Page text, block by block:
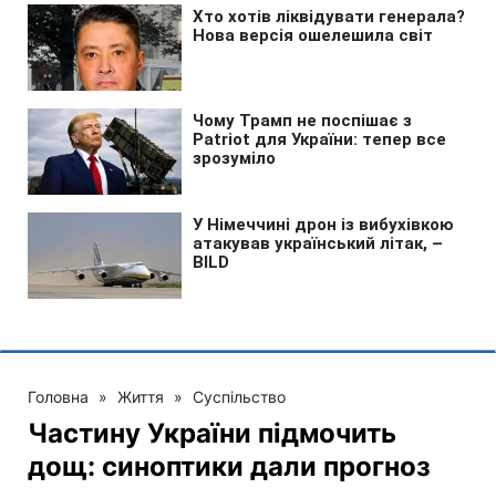
Головна » Життя » Суспільство
Частину України підмочить
дощ: синоптики дали прогноз